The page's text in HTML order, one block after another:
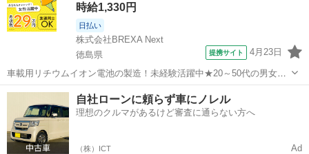
時給1,330円
日払い
株式会社BREXA Next
徳島県
提携サイト 4月23日
車載用リチウムイオン電池の製造！未経験活躍中★20～50代の男女活
躍中！寮費無料★備品付き1R寮完備！自宅からマイカー通勤OK！無料
駐車場完備◎正社員登用制度あり！《徳島県板野郡松茂町》 人気の工
場のお仕事 ◇車載用リチウ...
徳島 その他
自社ローンに頼らず車にノレル
理想のクルマがあるけど審査に通らない方へ
（株）ICT Ad